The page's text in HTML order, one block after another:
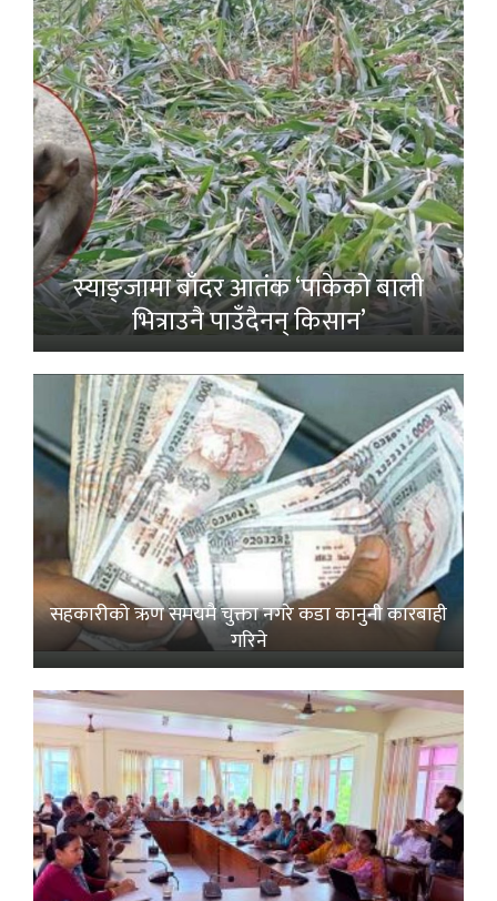
स्याङ्जामा बाँदर आतंक ‘पाकेको बाली
भित्राउनै पाउँदैनन् किसान’
सहकारीको ऋण समयमै चुक्ता नगरे कडा कानुनी कारबाही
गरिने